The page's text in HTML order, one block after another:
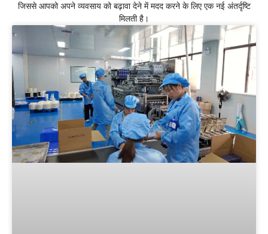
जिससे आपको अपने व्यवसाय को बढ़ावा देने में मदद करने के लिए एक नई अंतर्दृष्टि
मिलती है।